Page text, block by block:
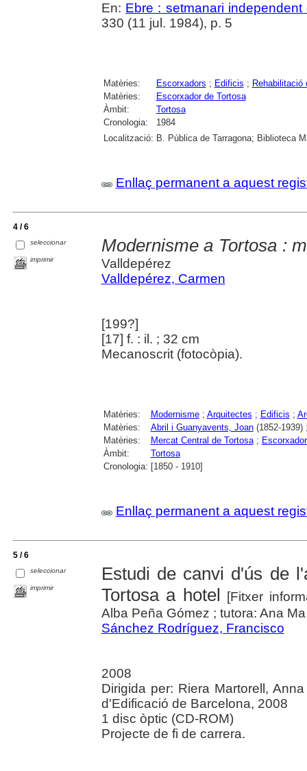
En: Ebre : setmanari
330 (11 jul. 1984), p. 5
Matèries: Escorxadors ; Edificis ; Rehabilitació
Matèries:
Escorxador de Tortosa
Àmbit:
Tortosa
Cronologia:
1984
Localització: B. Pública de Tarragona; Biblioteca
Enllaç permanent a aquest
4 / 6
seleccionar
imprimir
Modernisme a Tortosa :
Valldepérez
Valldepérez, Carmen
[199?]
[17] f. : il. ; 32 cm
Mecanoscrit (fotocòpia).
Matèries: Modernisme; Arquitectes ; Edificis ;
Matèries:
Abril i Guanyavents, Joan(1852-
Matèries:
Mercat Central de Tortosa;
Àmbit:
Tortosa
Cronologia: [1850 - 1910]
Enllaç permanent a aquest
5 / 6
seleccionar
imprimir
Estudi de canvi d'ús de
Tortosa a hotel [Fitxer
Alba Peña Gómez ; tutora: Ana
Sánchez Rodríguez, Francisco
2008
Dirigida per: Riera Martorell,
d'Edificació de Barcelona, 2008
1 disc òptic (CD-ROM)
Projecte de fi de carrera.